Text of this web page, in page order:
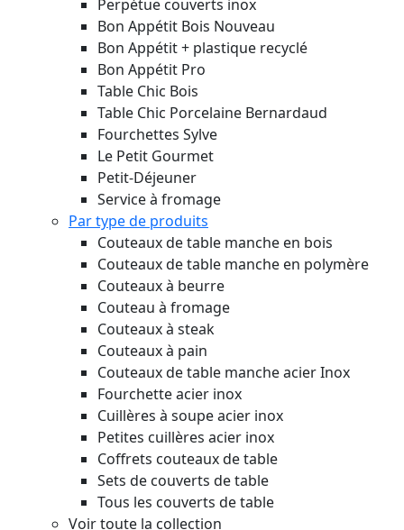
Perpétue couverts inox
Bon Appétit Bois Nouveau
Bon Appétit + plastique recyclé
Bon Appétit Pro
Table Chic Bois
Table Chic Porcelaine Bernardaud
Fourchettes Sylve
Le Petit Gourmet
Petit-Déjeuner
Service à fromage
Par type de produits
Couteaux de table manche en bois
Couteaux de table manche en polymère
Couteaux à beurre
Couteau à fromage
Couteaux à steak
Couteaux à pain
Couteaux de table manche acier Inox
Fourchette acier inox
Cuillères à soupe acier inox
Petites cuillères acier inox
Coffrets couteaux de table
Sets de couverts de table
Tous les couverts de table
Voir toute la collection